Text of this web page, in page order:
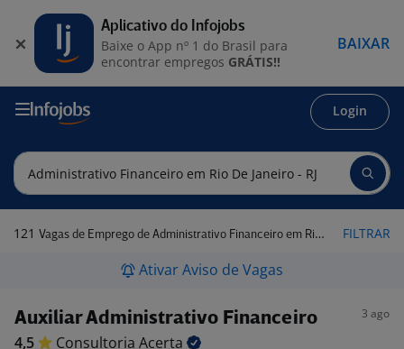
Login
121 Vagas de Emprego de Administrativo Financeiro em Rio de Janeiro - RJ FILTRAR
Ativar Aviso de Vagas
Auxiliar Administrativo Financeiro 3 ago
4,5 Consultoria Acerta
Aplicativo do Infojobs
Baixe o App nº 1 do Brasil para
encontrar empregos GRÁTIS!!
BAIXAR